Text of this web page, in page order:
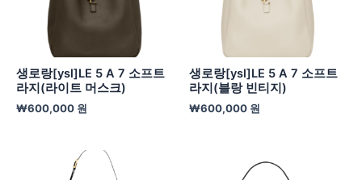
생로랑[ysl]LE 5 A 7 소프트
라지(라이트 머스크)
₩600,000 원
생로랑[ysl]LE 5 A 7 소프트
라지(블랑 빈티지)
₩600,000 원